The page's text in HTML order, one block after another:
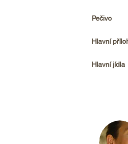
Pečivo
Hlavní
Hlavní jídla